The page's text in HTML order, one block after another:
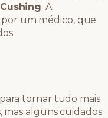
. A
por um médico, que
tornar tudo mais
mas alguns cuidados